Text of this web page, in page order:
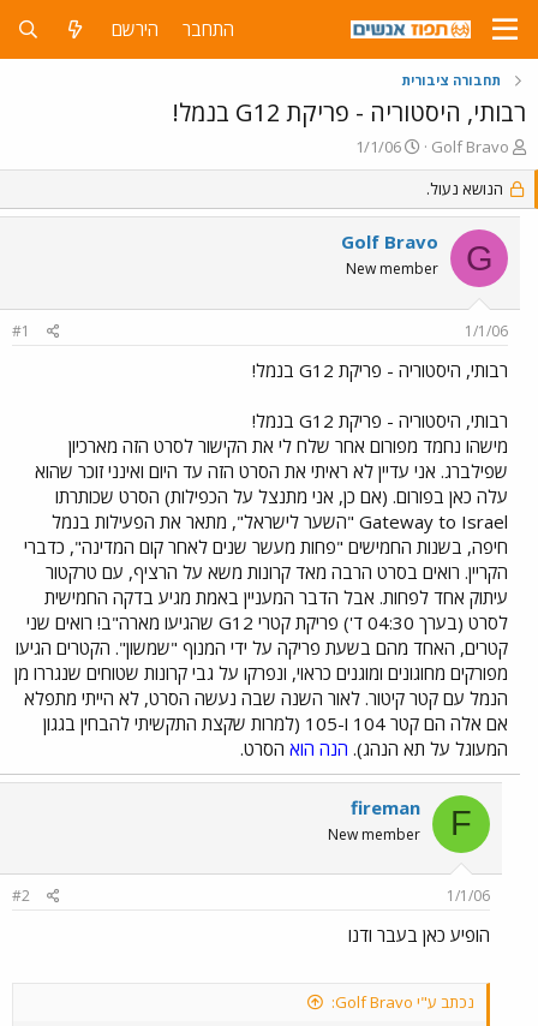
התחבר הירשם
תחבורה ציבורית
רבותי, היסטוריה - פריקת G12 בנמל!
פ
ו
ת
ח
נ
Golf Bravo
פ
ו
ס
ם
ב
ת
ך
1/1/06
הנושא נעול.
G
Golf Bravo
New member
1/1/06
#1
רבותי, היסטוריה - פריקת G12 בנמל!
רבותי, היסטוריה - פריקת G12 בנמל!
מישהו נחמד מפורום אחר שלח לי את הקישור לסרט הזה מארכיון
שפילברג. אני עדיין לא ראיתי את הסרט הזה עד היום ואינני זוכר שהוא
עלה כאן בפורום. (אם כן, אני מתנצל על הכפילות) הסרט שכותרתו
Gateway to Israel "השער לישראל", מתאר את הפעילות בנמל
חיפה, בשנות החמישים "פחות מעשר שנים לאחר קום המדינה", כדברי
הקריין. רואים בסרט הרבה מאד קרונות משא על הרציף, עם טרקטור
עיתוק אחד לפחות. אבל הדבר המעניין באמת מגיע בדקה החמישית
לסרט (בערך 04:30 ד') פריקת קטרי G12 שהגיעו מארה"ב! רואים שני
קטרים, האחד מהם בשעת פריקה על ידי המנוף "שמשון". הקטרים הגיעו
מפורקים מחוגונים ומוגנים כראוי, ונפרקו על גבי קרונות שטוחים שנגררו מן
הנמל עם קטר קיטור. לאור השנה שבה נעשה הסרט, לא הייתי מתפלא
אם אלה הם קטר 104 ו-105 (למרות שקצת התקשיתי להבחין בגגון
המעוגל על תא הנהג). הנה הוא הסרט.
F
fireman
New member
1/1/06
#2
הופיע כאן בעבר ודנו
נכתב ע"י Golf Bravo: